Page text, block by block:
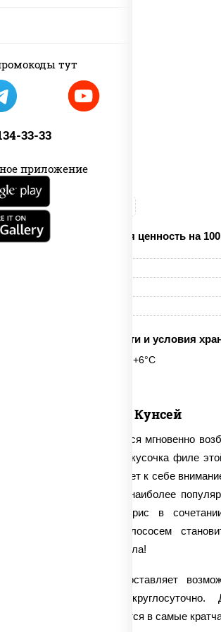
тут
33-33
приложение
рис
Пищевая ценность на 100
Срок годности и условия
6 часов при t° от +2°C до +6°C
Кунсей
Аромат копченого лосося мгновенно
а сам вид нежнейшего кусочка филе
моментально притягивает к себе
«Кунсей» относятся к наиболее
Настоящий японский рис в
удивительно мягким лососем
украшением любого стола!
Наша компания предоставляет
суши с доставкой круглосуточно.
«Кунсей» осуществляется в самые